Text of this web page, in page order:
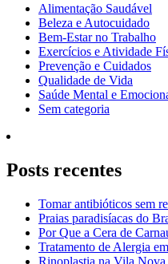
Alimentação Saudável
Beleza e Autocuidado
Bem-Estar no Trabalho
Exercícios e Atividade
Prevenção e Cuidados
Qualidade de Vida
Saúde Mental e
Sem categoria
Posts recentes
Tomar antibióticos sem
Praias paradisíacas do
Por Que a Cera de
Tratamento de Alergia
Rinoplastia na Vila Nova